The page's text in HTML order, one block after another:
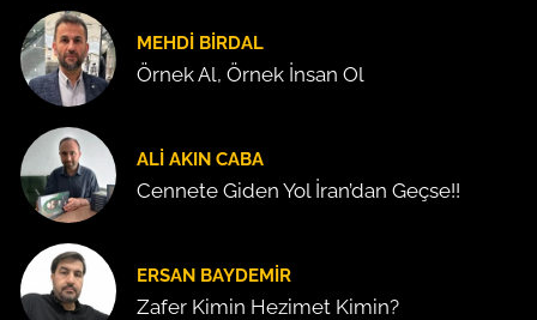
MEHDI BIRDAL
Örnek Al, Örnek İnsan Ol
ALI AKIN CABA
Cennete Giden Yol İran’dan Geçse!!
ERSAN BAYDEMIR
Zafer Kimin Hezimet Kimin?